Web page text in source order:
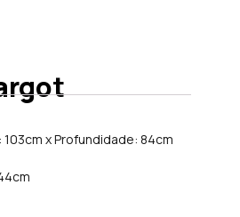
x Profundidade: 84cm